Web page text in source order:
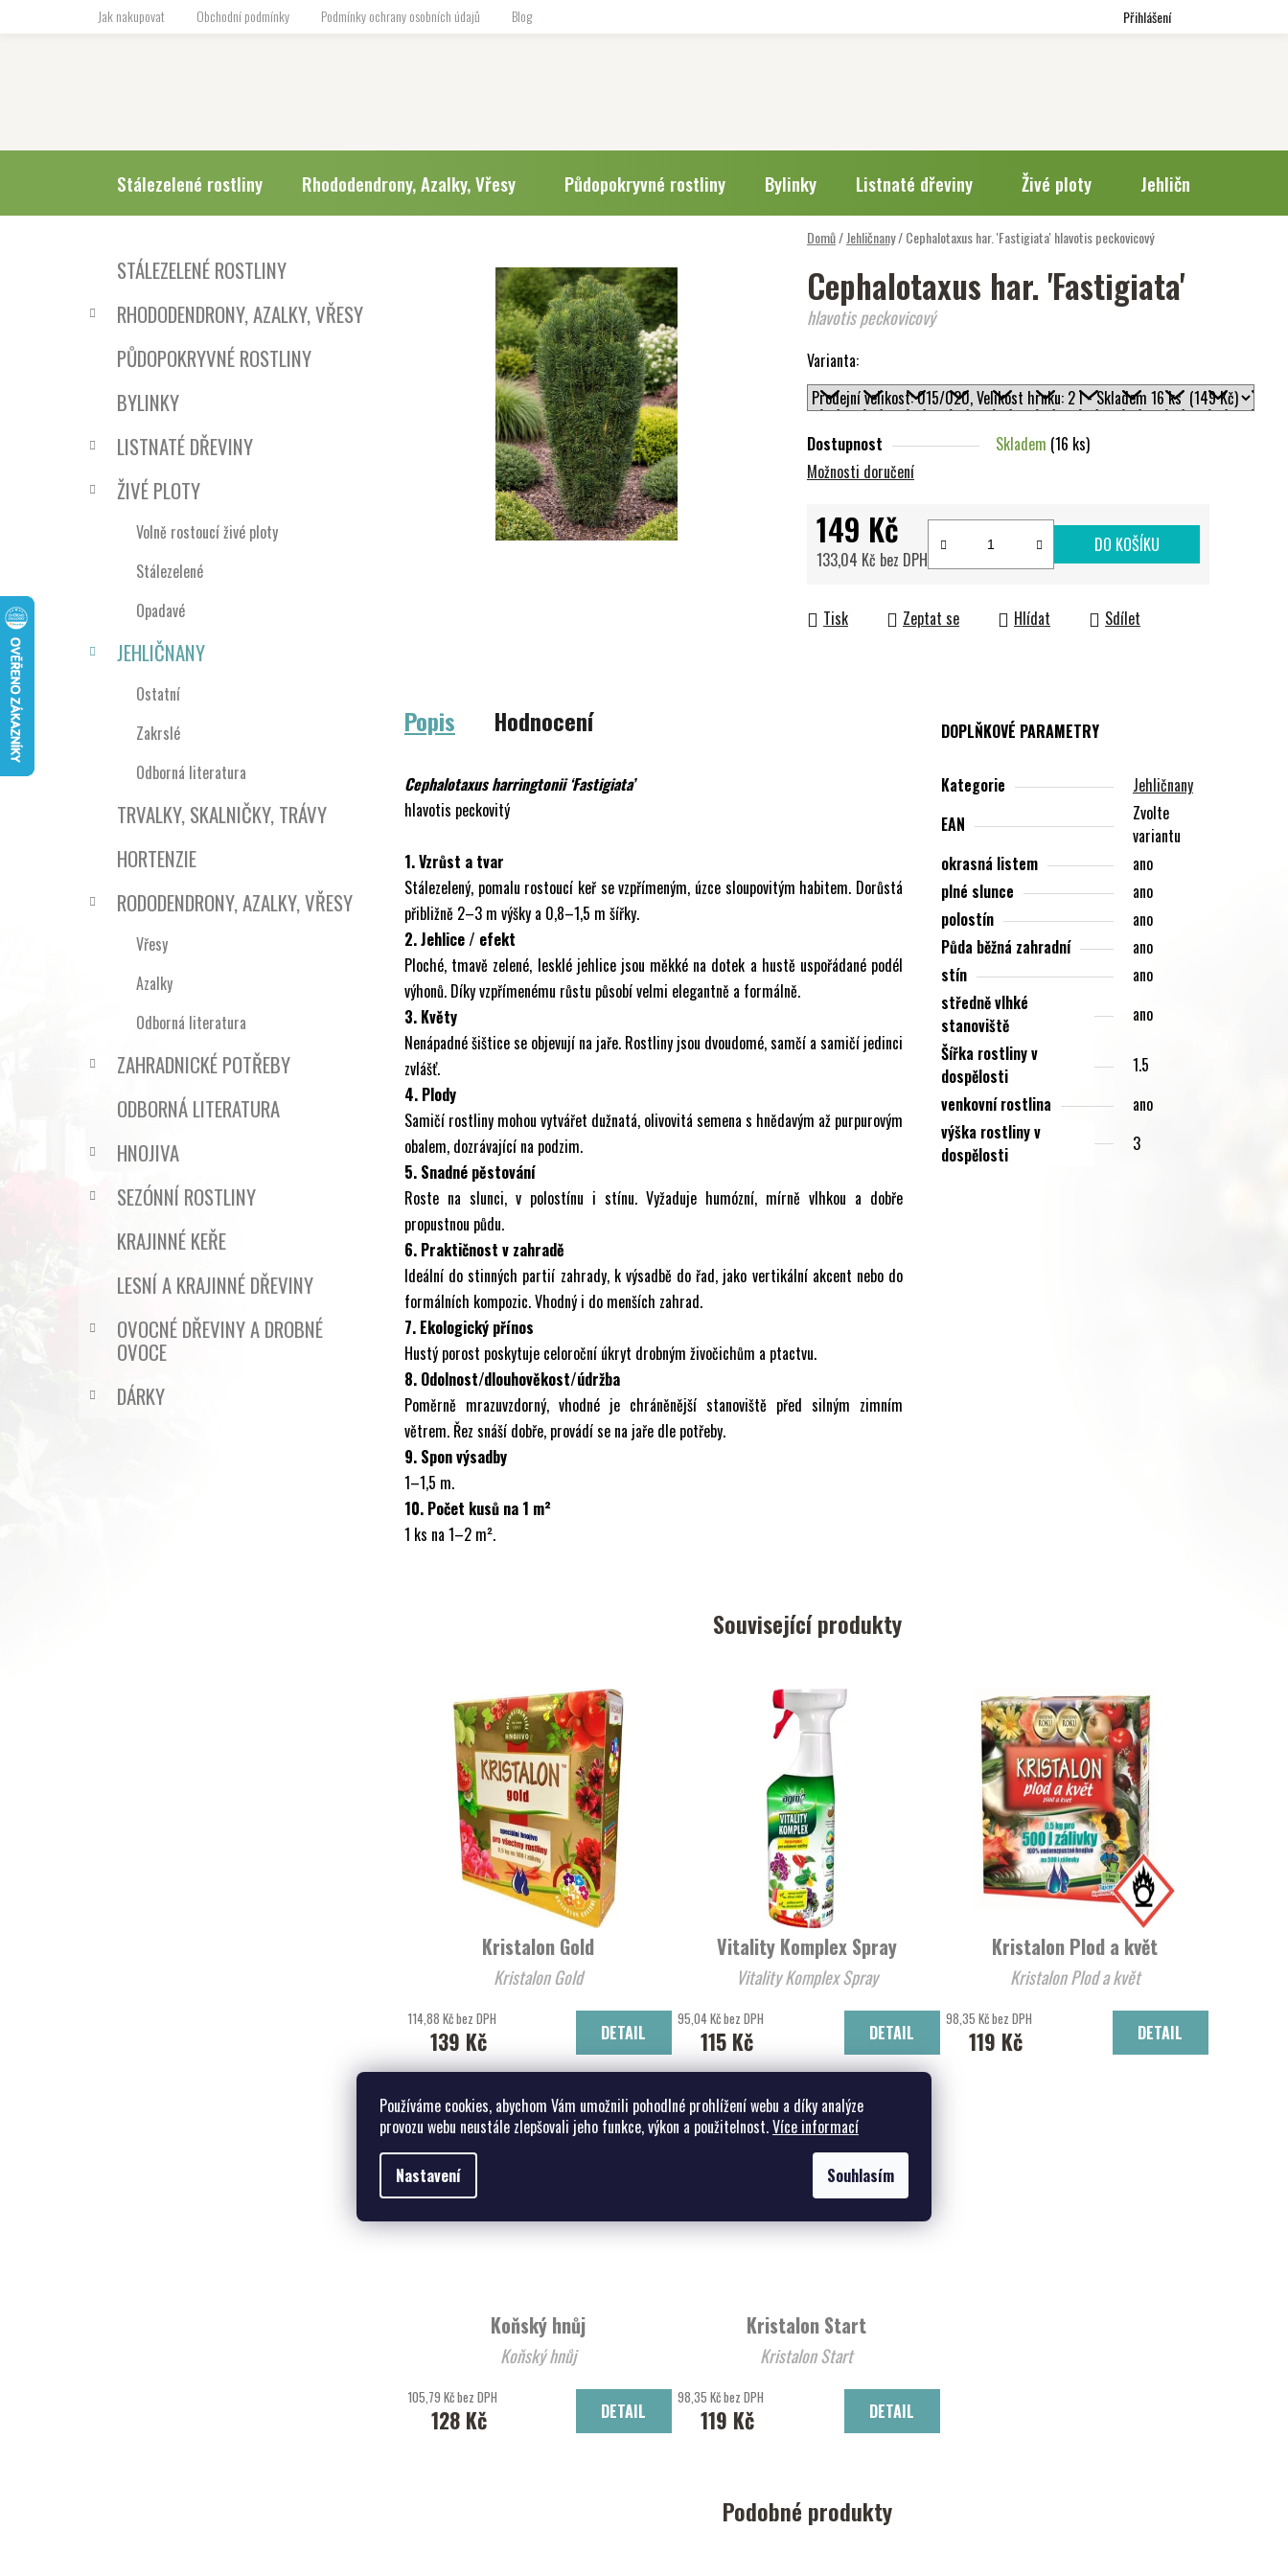
Používáme cookies, abychom Vám umožnili pohodlné prohlížení webu a díky analýze
provozu webu neustále zlepšovali jeho funkce, výkon a použitelnost.Více informací
Nastavení Souhlasím
Jak nakupovat Obchodní podmínky Podmínky ochrany osobních údajů Blog Přihlášení
Stálezelené rostliny Rhododendrony, Azalky, Vřesy Půdopokryvné rostliny Bylinky Listnaté dřeviny Živé ploty Jehličnany
Domů/Jehličnany/Cephalotaxus har. 'Fastigiata'hlavotis peckovicový
Přeskočit
kategorie
e
STÁLEZELENÉ ROSTLINY
RHODODENDRONY, AZALKY, VŘESY
PŮDOPOKRYVNÉ ROSTLINY
BYLINKY
LISTNATÉ DŘEVINY
ŽIVÉ PLOTY
Volně rostoucí živé ploty
Stálezelené
Opadavé
JEHLIČNANY
Ostatní
Zakrslé
Odborná literatura
TRVALKY, SKALNIČKY, TRÁVY
HORTENZIE
RODODENDRONY, AZALKY, VŘESY
Vřesy
Azalky
Odborná literatura
ZAHRADNICKÉ POTŘEBY
ODBORNÁ LITERATURA
HNOJIVA
SEZÓNNÍ ROSTLINY
KRAJINNÉ KEŘE
LESNÍ A KRAJINNÉ DŘEVINY
OVOCNÉ DŘEVINY A DROBNÉ
OVOCE
DÁRKY
Cephalotaxus har. 'Fastigiata'
hlavotis peckovicový
Varianta:
Dostupnost Skladem (16 ks)
Možnosti doručení
149 Kč
133,04 Kč bez DPH
DO KOŠÍKU
Tisk Zeptat se Hlídat Sdílet
Popis Hodnocení
Cephalotaxus harringtonii ‘Fastigiata’
hlavotis peckovitý
1. Vzrůst a tvar
Stálezelený, pomalu rostoucí keř se vzpřímeným, úzce sloupovitým habitem. Dorůstá
přibližně 2–3 m výšky a 0,8–1,5 m šířky.
2. Jehlice / efekt
Ploché, tmavě zelené, lesklé jehlice jsou měkké na dotek a hustě uspořádané podél
výhonů. Díky vzpřímenému růstu působí velmi elegantně a formálně.
3. Květy
Nenápadné šištice se objevují na jaře. Rostliny jsou dvoudomé, samčí a samičí jedinci
zvlášť.
4. Plody
Samičí rostliny mohou vytvářet dužnatá, olivovitá semena s hnědavým až purpurovým
obalem, dozrávající na podzim.
5. Snadné pěstování
Roste na slunci, v polostínu i stínu. Vyžaduje humózní, mírně vlhkou a dobře
propustnou půdu.
6. Praktičnost v zahradě
Ideální do stinných partií zahrady, k výsadbě do řad, jako vertikální akcent nebo do
formálních kompozic. Vhodný i do menších zahrad.
7. Ekologický přínos
Hustý porost poskytuje celoroční úkryt drobným živočichům a ptactvu.
8. Odolnost/dlouhověkost/údržba
Poměrně mrazuvzdorný, vhodné je chráněnější stanoviště před silným zimním
větrem. Řez snáší dobře, provádí se na jaře dle potřeby.
9. Spon výsadby
1–1,5 m.
10. Počet kusů na 1 m²
1 ks na 1–2 m².
DOPLŇKOVÉ PARAMETRY
Kategorie
Jehličnany
EAN
Zvolte
variantu
okrasná listem
ano
plné slunce
ano
polostín
ano
Půda běžná zahradní
ano
stín
ano
středně vlhké
stanoviště
ano
Šířka rostliny v
dospělosti
1.5
venkovní rostlina
ano
výška rostliny v
dospělosti
3
Související produkty
Kristalon Gold
Kristalon Gold
114,88 Kč bez DPH
139 Kč DETAIL
Vitality Komplex Spray
Vitality Komplex Spray
95,04 Kč bez DPH
115 Kč DETAIL
Kristalon Plod a květ
Kristalon Plod a květ
98,35 Kč bez DPH
119 Kč DETAIL
Koňský hnůj
Koňský hnůj
105,79 Kč bez DPH
128 Kč DETAIL
Kristalon Start
Kristalon Start
98,35 Kč bez DPH
119 Kč DETAIL
Podobné produkty